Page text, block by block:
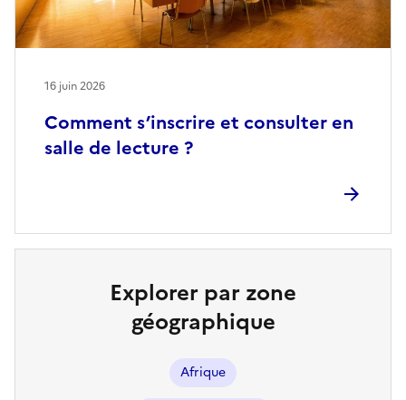
Comment s’inscrire et consulter en
salle de lecture ?
16 juin 2026
Explorer par zone
géographique
Afrique